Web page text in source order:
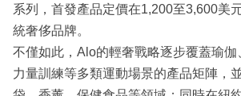
系列，首發產品定價在1,200至3,600美
統奢侈品牌。
不僅如此，Alo的輕奢戰略逐步覆蓋瑜伽
力量訓練等多類運動場景的產品矩陣，